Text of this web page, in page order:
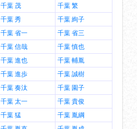
千葉 茂
千葉 繁
千葉 秀
千葉 絢子
千葉 省一
千葉 省三
千葉 信哉
千葉 慎也
千葉 進也
千葉 輔胤
千葉 進歩
千葉 誠樹
千葉 奏汰
千葉 園子
千葉 太一
千葉 貴俊
千葉 猛
千葉 胤綱